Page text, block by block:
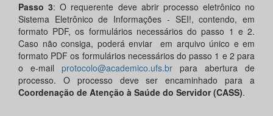
Passo 3: O requerente deve abrir processo eletrônico no
Sistema Eletrônico de Informações - SEI!, contendo, em
formato PDF, os formulários necessários do passo 1 e 2.
Caso não consiga, poderá enviar em arquivo único e em
formato PDF os formulários necessários do passo 1 e 2 para
o e-mail protocolo@academico.ufs.br para abertura de
processo. O processo deve ser encaminhado para a
Coordenação de Atenção à Saúde do Servidor (CASS).